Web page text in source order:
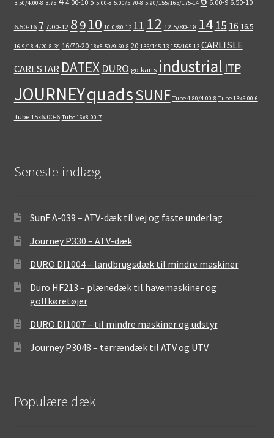
3.50/4.00-8 3.75 4.00-10 5.00-8 5.00/5.70-8 5.90/155/165/175-14 6.00-9 6.50-10
6.50-16 7 7.00-12 89 10 10.0/80-12 11 12 12.5/80-18 14 15 16 16.5
16.9/18.4/20.8-34 16/70-20 18x8.50/9.50-8 20 135/145-13 155/165-13 CARLISLE
CARLSTAR DATEX DURO go-karts industrial ITP
JOURNEYquadsSUNF Tube 4.80/4.00-8 Tube 13x5.00-6
Tube 15x6.00-6 Tube 16x8.00-7
Seneste indlæg
SunF A-039 – ATV-dæk til vej og faste underlag
Journey P330 – ATV-dæk
DURO DI1004 – landbrugsdæk til mindre maskiner
Duro HF213 – plænedæk til havemaskiner og
golfkøretøjer
DURO DI1007 – til mindre maskiner og udstyr
Journey P3048 – terrændæk til ATV og UTV
Populære dæk